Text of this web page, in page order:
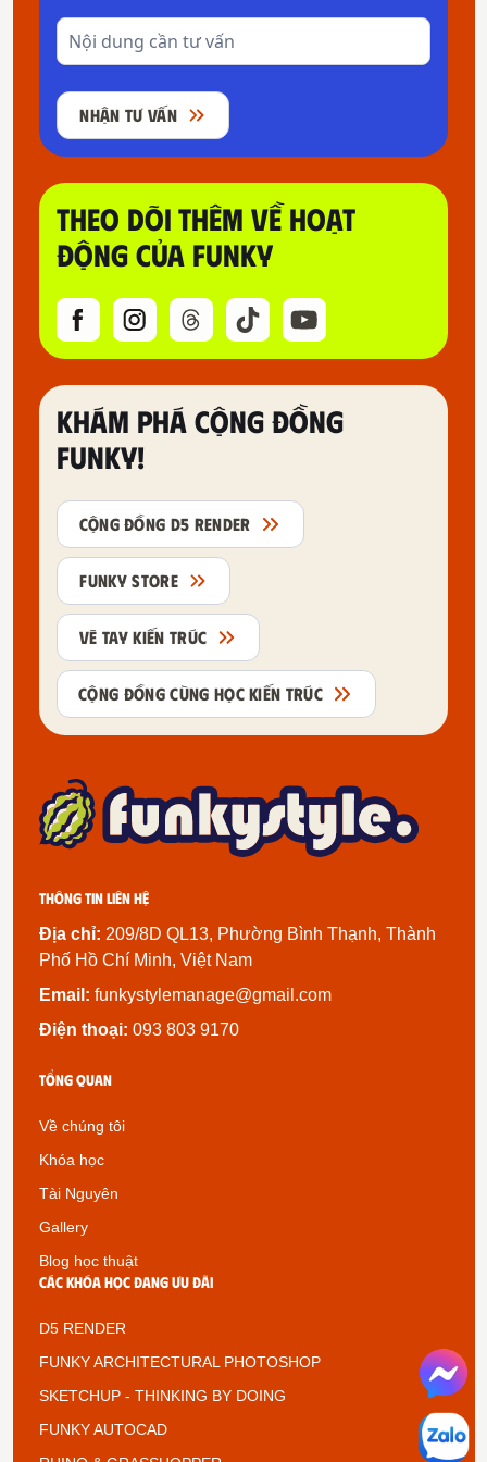
NHẬN TƯ VẤN
THEO DÕI THÊM VỀ HOẠT
ĐỘNG CỦA FUNKY
KHÁM PHÁ CỘNG ĐỒNG
FUNKY!
CỘNG ĐỒNG D5 RENDER
FUNKY STORE
VẼ TAY KIẾN TRÚC
CỘNG ĐỒNG CÙNG HỌC KIẾN TRÚC
Thông tin liên hệ
Địa chỉ: 209/8D QL13, Phường Bình Thạnh, Thành
Phố Hồ Chí Minh, Việt Nam
Email: funkystylemanage@gmail.com
Điện thoại: 093 803 9170
Tổng quan
Về chúng tôi
Khóa học
Tài Nguyên
Gallery
Blog học thuật
Các khóa học đang ưu đãi
D5 RENDER
FUNKY ARCHITECTURAL PHOTOSHOP
SKETCHUP - THINKING BY DOING
FUNKY AUTOCAD